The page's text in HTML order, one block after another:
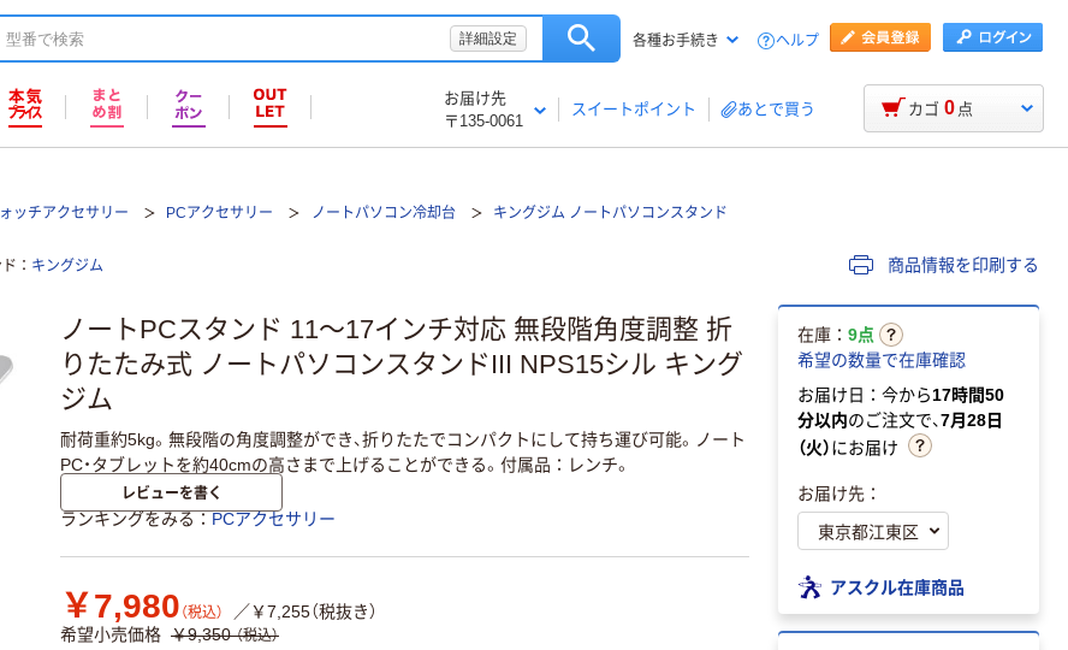
詳細設定 各種お手続き ヘルプ
お届け先
〒135-0061
スイートポイント あとで買う カゴ 0 点
ッチアクセサリー PCアクセサリー ノートパソコン冷却台 キングジム ノートパソコンスタンド
キングジム 商品情報を印刷する
ノートPCスタンド 11～17インチ対応 無段階角度調整 折
りたたみ式 ノートパソコンスタンドIII NPS15シル キング
ジム
耐荷重約5kg。無段階の角度調整ができ、折りたたでコンパクトにして持ち運び可能。ノート
PC・タブレットを約40cmの高さまで上げることができる。付属品：レンチ。
レビューを書く
ランキングをみる PCアクセサリー
￥7,980 （税込）
／￥7,255（税抜き）
希望小売価格 ￥9,350 （税込）
在庫： 9点
希望の数量で在庫確認
お届け日：今から17時間50
分以内のご注文で、7月28日
（火）にお届け
お届け先：
アスクル在庫商品